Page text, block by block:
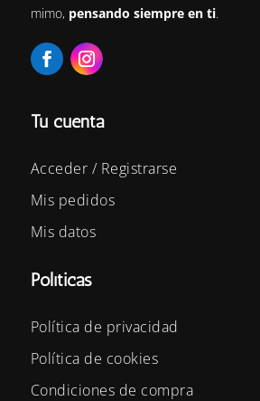
mimo, pensando siempre en ti.
Tu cuenta
Acceder / Registrarse
Mis pedidos
Mis datos
Políticas
Política de privacidad
Política de cookies
Condiciones de compra